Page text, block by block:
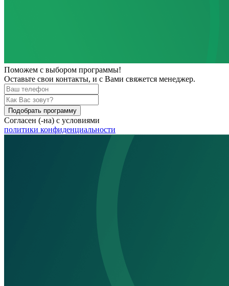
Поможем с выбором программы!
Оставьте свои контакты, и с Вами свяжется менеджер.
Подобрать программу
Согласен (-на) с условиями
политики конфиденциальности